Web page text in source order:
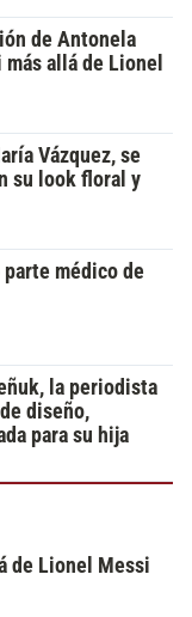
de Antonela
allá de Lionel
Vázquez, se
su look floral y
médico de
la periodista
diseño,
para su hija
de Lionel Messi